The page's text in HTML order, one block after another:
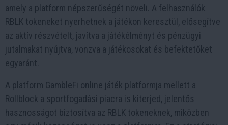
amely a platform népszerűségét növeli. A felhasználók
RBLK tokeneket nyerhetnek a játékon keresztül, elősegítve
az aktív részvételt, javítva a játékélményt és pénzügyi
jutalmakat nyújtva, vonzva a játékosokat és befektetőket
egyaránt.
A platform GambleFi online játék platformja mellett a
Rollblock a sportfogadási piacra is kiterjed, jelentős
hasznosságot biztosítva az RBLK tokeneknek, miközben